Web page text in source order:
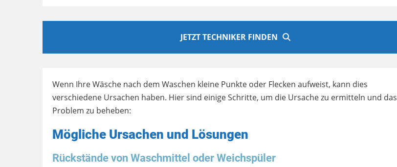
JETZT TECHNIKER FINDEN
Wenn Ihre Wäsche nach dem Waschen kleine Punkte oder Flecken aufweist, kann dies
verschiedene Ursachen haben. Hier sind einige Schritte, um die Ursache zu ermitteln und das
Problem zu beheben:
Mögliche Ursachen und Lösungen
Rückstände von Waschmittel oder Weichspüler